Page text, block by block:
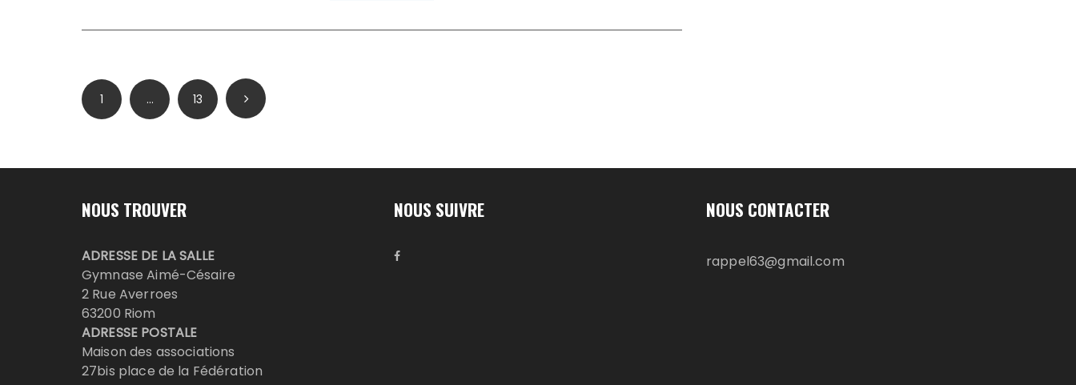
Pagination
des
1 … 13
NOUS TROUVER
ADRESSE DE LA SALLE
Gymnase Aimé-Césaire
2 Rue Averroes
63200 Riom
ADRESSE POSTALE
Maison des associations
27bis place de la Fédération
NOUS SUIVRE NOUS CONTACTER
rappel63@gmail.com